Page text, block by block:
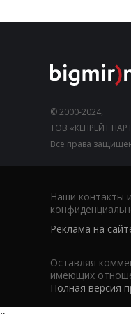
© 2000-2024,
ТОВ «КЕПРЕЙТ
Все права
Наши контакты
Реклама на
Оставляя
имеющих
Полная версия